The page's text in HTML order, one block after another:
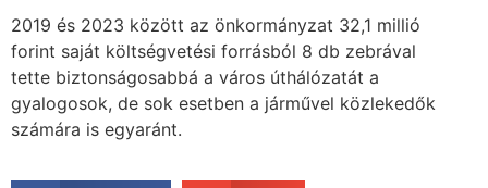
2019 és 2023 között az önkormányzat 32,1 millió
forint saját költségvetési forrásból 8 db zebrával
tette biztonságosabbá a város úthálózatát a
gyalogosok, de sok esetben a járművel közlekedők
számára is egyaránt.